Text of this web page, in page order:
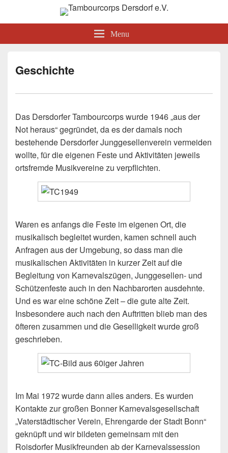
Tambourcorps Dersdorf e.V.
Menu
Geschichte
Das Dersdorfer Tambourcorps wurde 1946 „aus der
Not heraus“ gegründet, da es der damals noch
bestehende Dersdorfer Junggesellenverein vermeiden
wollte, für die eigenen Feste und Aktivitäten jeweils
ortsfremde Musikvereine zu verpflichten.
Waren es anfangs die Feste im eigenen Ort, die
musikalisch begleitet wurden, kamen schnell auch
Anfragen aus der Umgebung, so dass man die
musikalischen Aktivitäten in kurzer Zeit auf die
Begleitung von Karnevalszügen, Junggesellen- und
Schützenfeste auch in den Nachbarorten ausdehnte.
Und es war eine schöne Zeit – die gute alte Zeit.
Insbesondere auch nach den Auftritten blieb man des
öfteren zusammen und die Geselligkeit wurde groß
geschrieben.
Im Mai 1972 wurde dann alles anders. Es wurden
Kontakte zur großen Bonner Karnevalsgesellschaft
„Vaterstädtischer Verein, Ehrengarde der Stadt Bonn“
geknüpft und wir bildeten gemeinsam mit den
Roisdorfer Musikfreunden ab der Karnevalssession